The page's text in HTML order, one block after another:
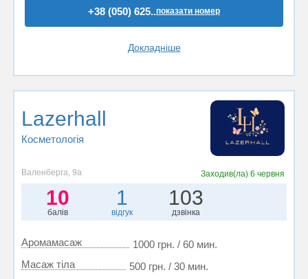
+38 (050) 625..показати номер
Докладніше
Lazerhall
Косметологія
Валенберга, 9а Заходив(ла) 6 червня
10
балів
1
відгук
103
дзвінка
Аромамасаж
1000 грн. / 60 мин.
Масаж тіла
500 грн. / 30 мин.